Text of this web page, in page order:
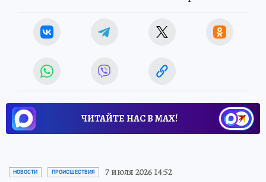
ЧИТАЙТЕ НАС В МАХ!
НОВОСТИ ПРОИСШЕСТВИЯ 7 июля 2026 14:52